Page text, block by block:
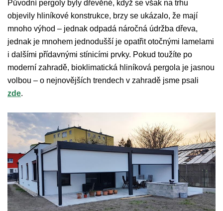
Původní pergoly byly dřevěné, když se však na trhu
objevily hliníkové konstrukce, brzy se ukázalo, že mají
mnoho výhod – jednak odpadá náročná údržba dřeva,
jednak je mnohem jednodušší je opatřit otočnými lamelami
i dalšími přídavnými stínicími prvky. Pokud toužíte po
moderní zahradě, bioklimatická hliníková pergola je jasnou
volbou – o nejnovějších trendech v zahradě jsme psali
zde.